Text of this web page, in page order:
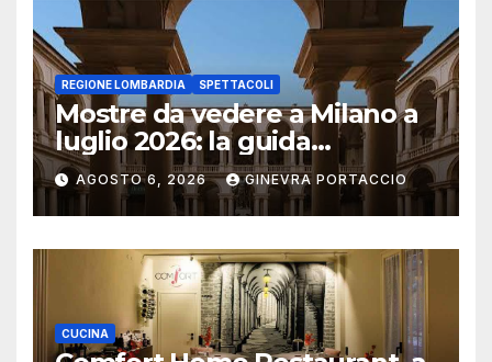
REGIONE LOMBARDIA SPETTACOLI
Mostre da vedere a Milano a
luglio 2026: la guida
aggiornata
AGOSTO 6, 2026 GINEVRA PORTACCIO
CUCINA